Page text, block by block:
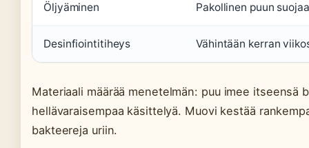
Öljyäminen Pakollinen puun
Desinfiointitiheys Vähintään kerran
Materiaali määrää menetelmän: puu imee itseensä
hellävaraisempaa käsittelyä. Muovi kestää
bakteereja uriin.